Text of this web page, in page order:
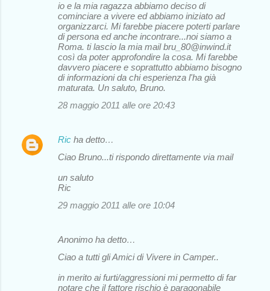
io e la mia ragazza abbiamo deciso di
cominciare a vivere ed abbiamo iniziato ad
organizzarci. Mi farebbe piacere poterti parlare
di persona ed anche incontrare...noi siamo a
Roma. ti lascio la mia mail bru_80@inwind.it
così da poter approfondire la cosa. Mi farebbe
davvero piacere e soprattutto abbiamo bisogno
di informazioni da chi esperienza l'ha già
maturata. Un saluto, Bruno.
28 maggio 2011 alle ore 20:43
Ric ha detto…
Ciao Bruno...ti rispondo direttamente via mail
un saluto
Ric
29 maggio 2011 alle ore 10:04
Anonimo ha detto…
Ciao a tutti gli Amici di Vivere in Camper..
in merito ai furti/aggressioni mi permetto di far
notare che il fattore rischio è paragonabile